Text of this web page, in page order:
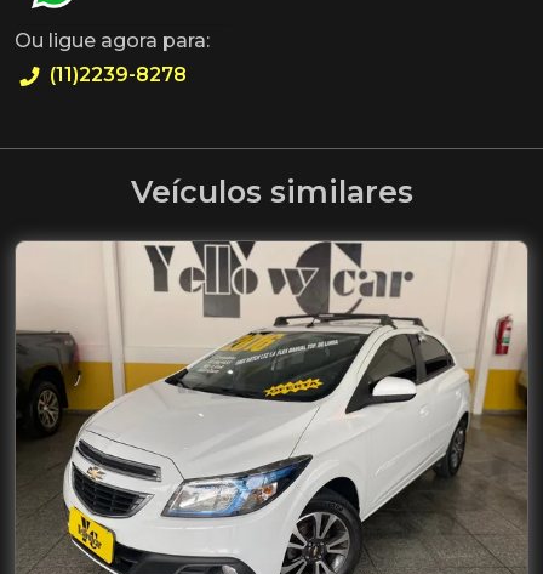
Ou ligue agora para:
(11)2239-8278
Veículos similares